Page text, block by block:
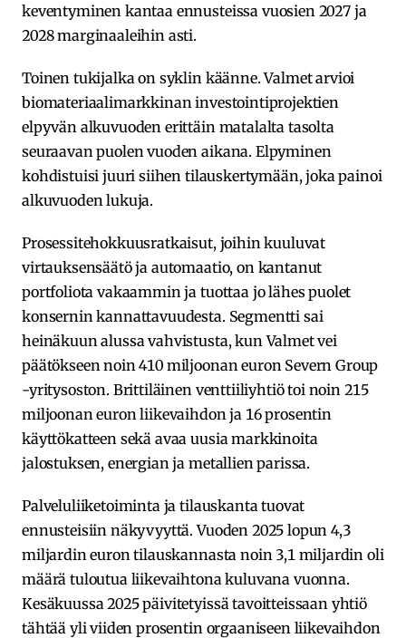
keventyminen kantaa ennusteissa vuosien 2027 ja
2028 marginaaleihin asti.
Toinen tukijalka on syklin käänne. Valmet arvioi
biomateriaalimarkkinan investointiprojektien
elpyvän alkuvuoden erittäin matalalta tasolta
seuraavan puolen vuoden aikana. Elpyminen
kohdistuisi juuri siihen tilauskertymään, joka painoi
alkuvuoden lukuja.
Prosessitehokkuusratkaisut, joihin kuuluvat
virtauksensäätö ja automaatio, on kantanut
portfoliota vakaammin ja tuottaa jo lähes puolet
konsernin kannattavuudesta. Segmentti sai
heinäkuun alussa vahvistusta, kun Valmet vei
päätökseen noin 410 miljoonan euron Severn Group
-yritysoston. Brittiläinen venttiiliyhtiö toi noin 215
miljoonan euron liikevaihdon ja 16 prosentin
käyttökatteen sekä avaa uusia markkinoita
jalostuksen, energian ja metallien parissa.
Palveluliiketoiminta ja tilauskanta tuovat
ennusteisiin näkyvyyttä. Vuoden 2025 lopun 4,3
miljardin euron tilauskannasta noin 3,1 miljardin oli
määrä tuloutua liikevaihtona kuluvana vuonna.
Kesäkuussa 2025 päivitetyissä tavoitteissaan yhtiö
tähtää yli viiden prosentin orgaaniseen liikevaihdon